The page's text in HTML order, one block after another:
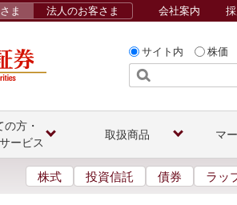
サイト内 株価
ま 法人のお客さま 会社案内
の方・
ービス
取扱商品 マ
株式 投資信託 債券 ラッ